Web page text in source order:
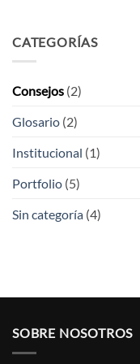
CATEGORÍAS
Consejos (2)
Glosario (2)
Institucional (1)
Portfolio (5)
Sin categoría (4)
SOBRE NOSOTROS